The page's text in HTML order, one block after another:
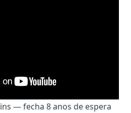
— fecha 8 anos de espera